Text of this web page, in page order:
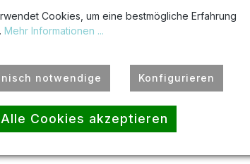
KEINE
MINDERMENGENZUSCHLÄGE
Cookies, um eine bestmögliche Erfahrung
Mehr Informationen ...
notwendige Konfigurieren
Alle Cookies akzeptieren